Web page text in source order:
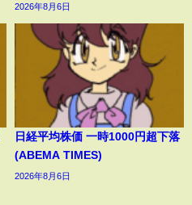
2026年8月6日
日経平均株価 一時1000円超下落
(ABEMA TIMES)
2026年8月6日